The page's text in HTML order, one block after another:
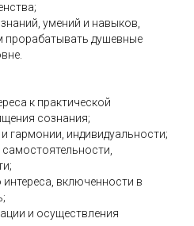
умений и навыков,
душевные
к практической
сознания;
гармонии, индивидуальности;
самостоятельности,
интереса, включенности в
и осуществления